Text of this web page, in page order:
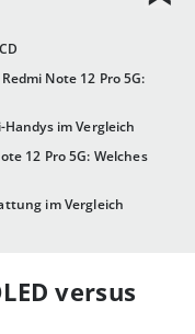
Note 12 Pro 5G:
im Vergleich
12 Pro 5G: Welches
im Vergleich
versus